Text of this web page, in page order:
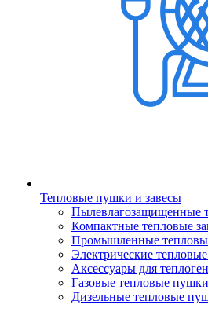
Тепловые пушки и завесы
Пылевлагозащищенные
Компактные тепловые
Промышленные
Электрические
Аксессуары для
Газовые тепловые пушки
Дизельные тепловые